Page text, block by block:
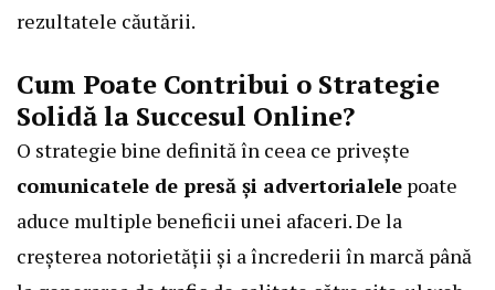
rezultatele căutării.
Cum Poate Contribui o Strategie
Solidă la Succesul Online?
O strategie bine definită în ceea ce privește
comunicatele de presă și advertorialele poate
aduce multiple beneficii unei afaceri. De la
creșterea notorietății și a încrederii în marcă până